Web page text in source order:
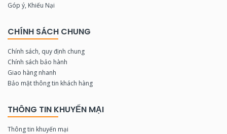
Góp ý, Khiếu Nại
CHÍNH SÁCH CHUNG
Chính sách, quy định chung
Chính sách bảo hành
Giao hàng nhanh
Bảo mật thông tin khách hàng
THÔNG TIN KHUYẾN MẠI
Thông tin khuyến mại